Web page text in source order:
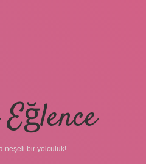
neşeli bir yolculuk!